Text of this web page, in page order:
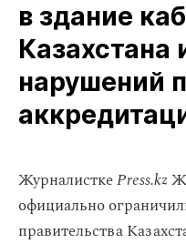
в здание
Казахстана
нарушений
ЖурналисткеPress.kz
официально
правительства